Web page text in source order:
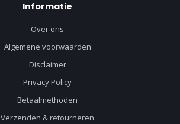
Informatie
Over ons
Algemene voorwaarden
Disclaimer
Privacy Policy
Betaalmethoden
Verzenden & retourneren